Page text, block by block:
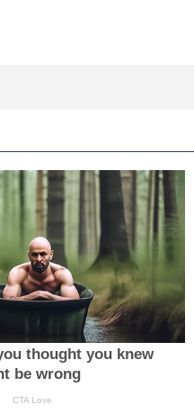
thought you knew
be wrong
CTA Love